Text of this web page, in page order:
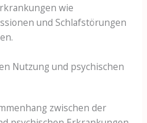
wie
und Schlafstörungen
Nutzung und psychischen
zwischen der